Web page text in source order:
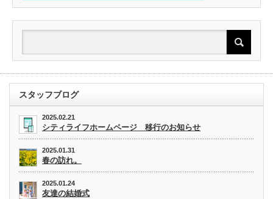
スタッフブログ
2025.02.21
シティライフホームページ 移行のお知らせ
2025.01.31
春の訪れ。
2025.01.24
友達の結婚式